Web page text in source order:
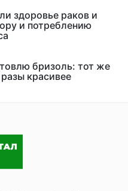
здоровье раков и
и потреблению
бризоль: тот же
красивее